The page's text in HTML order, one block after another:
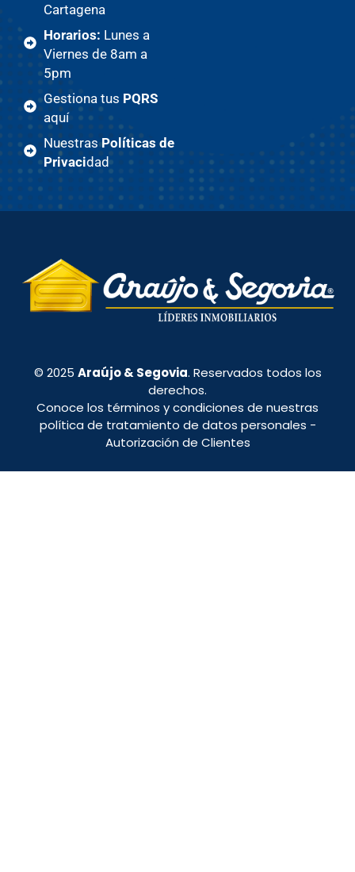
Cartagena
Horarios: Lunes a
Viernes de 8am a
5pm
Gestiona tus PQRS
aquí
NuestrasPolíticas de
Privacidad
© 2025 Araújo & Segovia. Reservados todos los
derechos.
Conoce los términos y condiciones de nuestras
política de tratamiento de datos personales -
Autorización de Clientes